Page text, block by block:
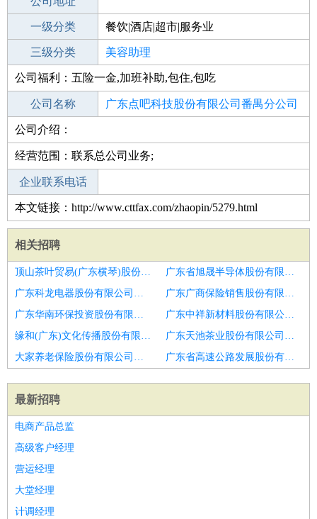
一级分类 餐饮|酒店|超市|服务业
二级分类 美容/美发
三级分类 美容助理
其他行业 培训机构
公司福利：五险一金,加班补助,包住,包吃
公司名称 广东点吧科技股份有限公司番禺分公司
公司类型
资或控股)
公司介绍：
经营范围：联系总公司业务;
企业联系电话
本文链接：http://www.cttfax.com/zhaopin/5279.html
相关招聘
顶山茶叶贸易(广东横琴)股份有限公司招聘美容助理
广东省旭晟半导体股份有限公司招聘美容助理
广东科龙电器股份有限公司北京办事处招聘美容
广东广商保险销售股份有限公司潮安营业部招聘美容助理
广东华南环保投资股份有限公司招聘美容助理
广东中祥新材料股份有限公司招聘皮肤科
缘和(广东)文化传播股份有限公司广州分公司招聘美容助理
广东天池茶业股份有限公司广州分公司招聘美容助理
大家养老保险股份有限公司广东分公司招聘美容助理
广东省高速公路发展股份有限公司招聘美容助理
最新招聘
电商产品总监
高级客户经理
营运经理
大堂经理
计调经理